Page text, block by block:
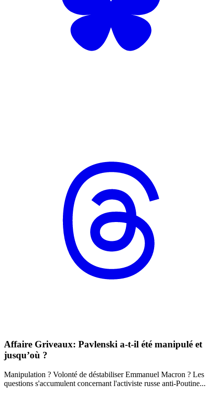
Affaire Griveaux: Pavlenski a-t-il été manipulé et
jusqu’où ?
Manipulation ? Volonté de déstabiliser Emmanuel Macron ? Les
questions s'accumulent concernant l'activiste russe anti-Poutine...